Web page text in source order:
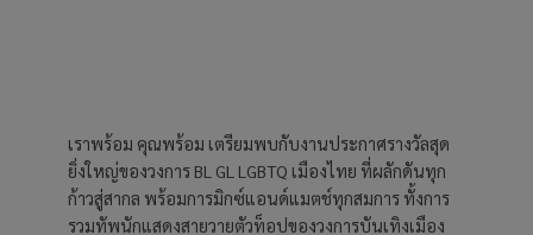
เราพร้อม คุณพร้อม เตรียมพบกับงานประกาศรางวัลสุด
ยิ่งใหญ่ของวงการ BL GL LGBTQ เมืองไทย ที่ผลักดันทุก
ก้าวสู่สากล พร้อมการมิกซ์แอนด์แมตช์ทุกสมการ ทั้งการ
รวมทัพนักแสดงสายวายตัวท็อปของวงการบันเทิงเมือง